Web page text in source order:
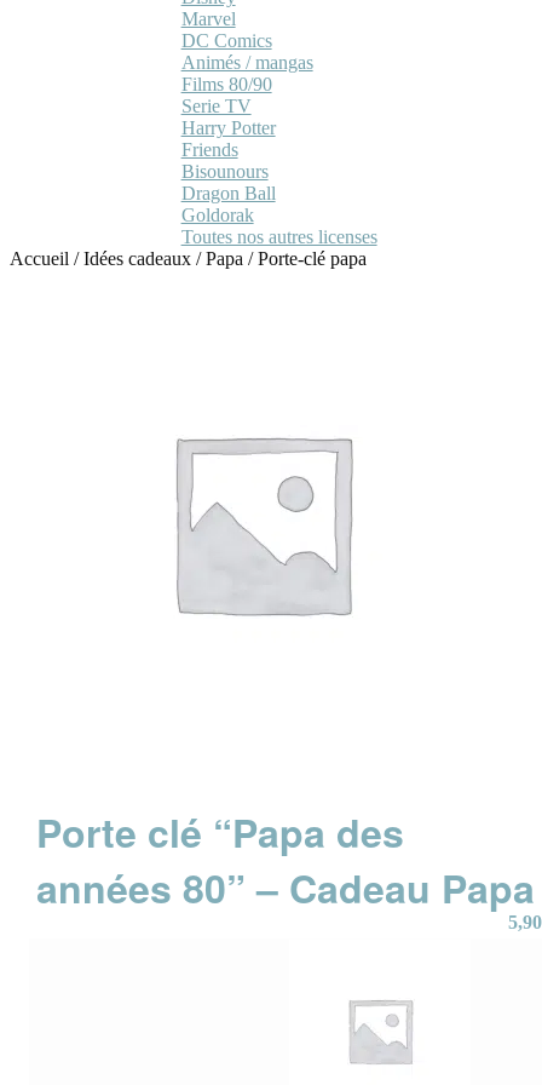
Marvel
DC Comics
Animés / mangas
Films 80/90
Serie TV
Harry Potter
Friends
Bisounours
Dragon Ball
Goldorak
Toutes nos autres licenses
Accueil /Idées cadeaux /Papa /Porte-clé papa
Porte clé “Papa des
années 80” – Cadeau Papa
5,90